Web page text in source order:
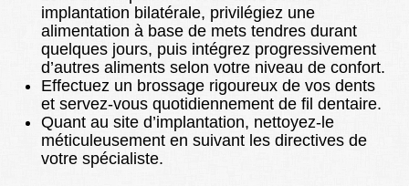
implantation bilatérale, privilégiez une
alimentation à base de mets tendres durant
quelques jours, puis intégrez progressivement
d’autres aliments selon votre niveau de confort.
Effectuez un brossage rigoureux de vos dents
et servez-vous quotidiennement de fil dentaire.
Quant au site d’implantation, nettoyez-le
méticuleusement en suivant les directives de
votre spécialiste.